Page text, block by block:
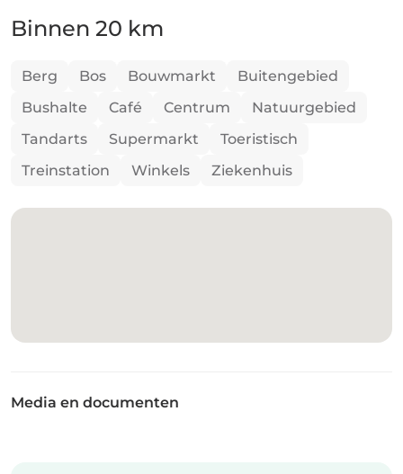
Binnen 20 km
Berg Bos Bouwmarkt
Buitengebied
Bushalte
Café Centrum
Natuurgebied
Tandarts
Supermarkt
Toeristisch
Treinstation
Winkels Ziekenhuis
Media en documenten